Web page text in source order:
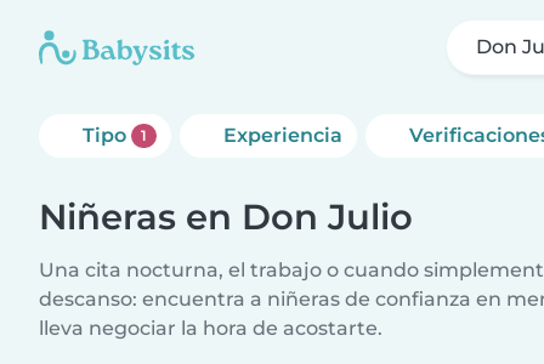
Don
Tipo 1 Experiencia
Niñeras en Don Julio
Una cita nocturna, el trabajo o cuando
descanso: encuentra a niñeras de confianza en
lleva negociar la hora de acostarte.